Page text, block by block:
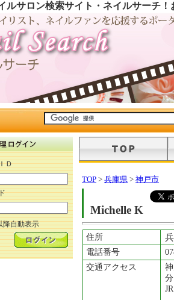
ルサロン検索サイト・ネイルサーチ
Ｄ
降自動表示
TOP > 兵庫県 > 神戸市
Michelle K
住所
電話番号
交通アクセス
分